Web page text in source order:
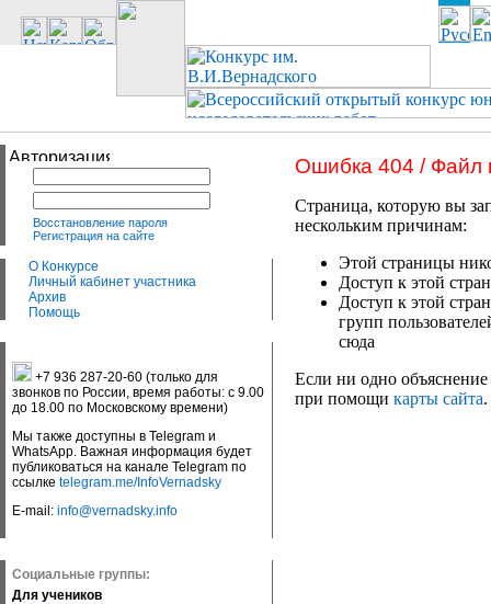
Восстановление пароля
Регистрация на сайте
О Конкурсе
Личный кабинет участника
Архив
Помощь
+7 936 287-20-60 (только для
звонков по России, время работы: с 9.00
до 18.00 по Московскому времени)
Мы также доступны в Telegram и
WhatsApp. Важная информация будет
публиковаться на канале Telegram по
ссылке telegram.me/InfoVernadsky
E-mail: info@vernadsky.info
Социальные группы:
Для учеников
Ошибка 404 / Файл
Страница, которую вы
нескольким причинам:
Этой страницы
Доступ к этой
Доступ к этой
групп
сюда
Если ни одно объяснение
при помощи карты сайта.